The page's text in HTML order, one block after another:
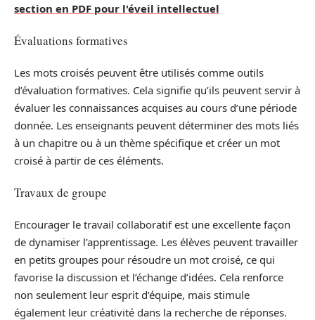
section en PDF pour l'éveil intellectuel
Évaluations formatives
Les mots croisés peuvent être utilisés comme outils
d’évaluation formatives. Cela signifie qu’ils peuvent servir à
évaluer les connaissances acquises au cours d’une période
donnée. Les enseignants peuvent déterminer des mots liés
à un chapitre ou à un thème spécifique et créer un mot
croisé à partir de ces éléments.
Travaux de groupe
Encourager le travail collaboratif est une excellente façon
de dynamiser l’apprentissage. Les élèves peuvent travailler
en petits groupes pour résoudre un mot croisé, ce qui
favorise la discussion et l’échange d’idées. Cela renforce
non seulement leur esprit d’équipe, mais stimule
également leur créativité dans la recherche de réponses.